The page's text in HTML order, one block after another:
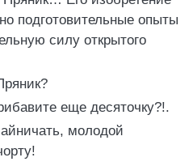
подготовительные опыты
силу открытого
еще десяточку?!.
молодой